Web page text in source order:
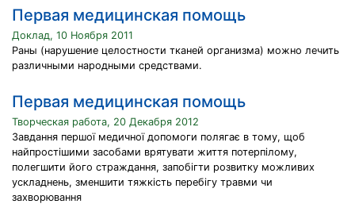
Первая медицинская помощь
Доклад, 10 Ноября 2011
Раны (нарушение целостности тканей организма) можно лечить
различными народными средствами.
Первая медицинская помощь
Творческая работа, 20 Декабря 2012
Завдання першої медичної допомоги полягає в тому, щоб
найпростішими засобами врятувати життя потерпілому,
полегшити його страждання, запобігти розвитку можливих
ускладнень, зменшити тяжкість перебігу травми чи
захворювання